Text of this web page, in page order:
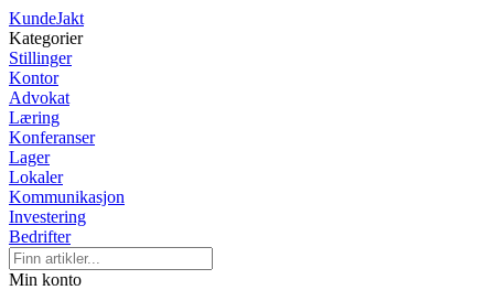
KundeJakt
Kategorier
Stillinger
Kontor
Advokat
Læring
Konferanser
Lager
Lokaler
Kommunikasjon
Investering
Bedrifter
Min konto